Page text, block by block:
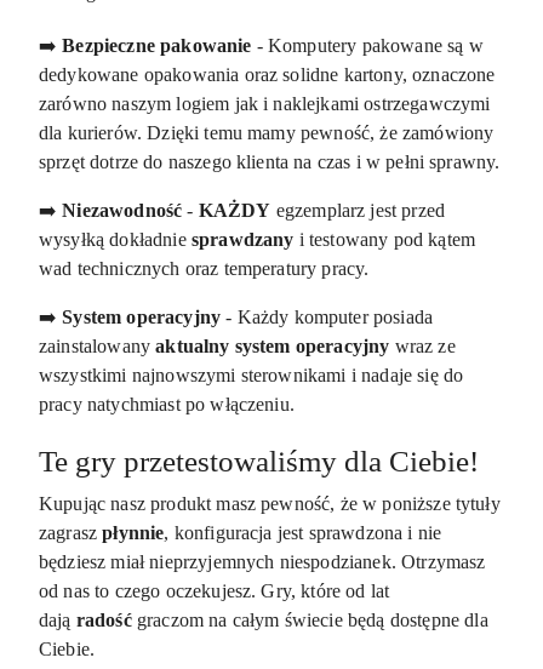
➡️Bezpieczne pakowanie - Komputery pakowane są w
dedykowane opakowania oraz solidne kartony, oznaczone
zarówno naszym logiem jak i naklejkami ostrzegawczymi
dla kurierów. Dzięki temu mamy pewność, że zamówiony
sprzęt dotrze do naszego klienta na czas i w pełni sprawny.
➡️Niezawodność - KAŻDY egzemplarz jest przed
wysyłką dokładnie sprawdzany i testowany pod kątem
wad technicznych oraz temperatury pracy.
➡️ System operacyjny - Każdy komputer posiada
zainstalowanyaktualny system operacyjny wraz ze
wszystkimi najnowszymi sterownikami i nadaje się do
pracy natychmiast po włączeniu.
Te gry przetestowaliśmy dla Ciebie!
Kupując nasz produkt masz pewność, że w poniższe tytuły
zagraszpłynnie, konfiguracja jest sprawdzona i nie
będziesz miał nieprzyjemnych niespodzianek. Otrzymasz
od nas to czego oczekujesz. Gry, które od lat
dają radośćgraczom na całym świecie będą dostępne dla
Ciebie.